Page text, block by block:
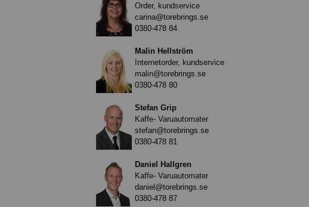
Order, kundservice
carina@torebrings.se
0380-478 84
Malin Hellström
Internetorder, kundservice
malin@torebrings.se
0380-478 80
Stefan Grip
Kaffe- Varuautomater
stefan@torebrings.se
0380-478 81
Daniel Hallgren
Kaffe- Varuautomater
daniel@torebrings.se
0380-478 87